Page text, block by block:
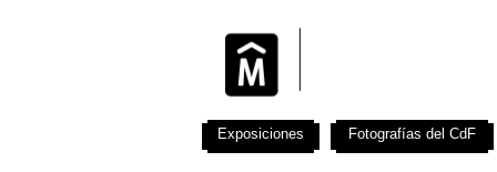
Exposiciones Fotografías del CdF